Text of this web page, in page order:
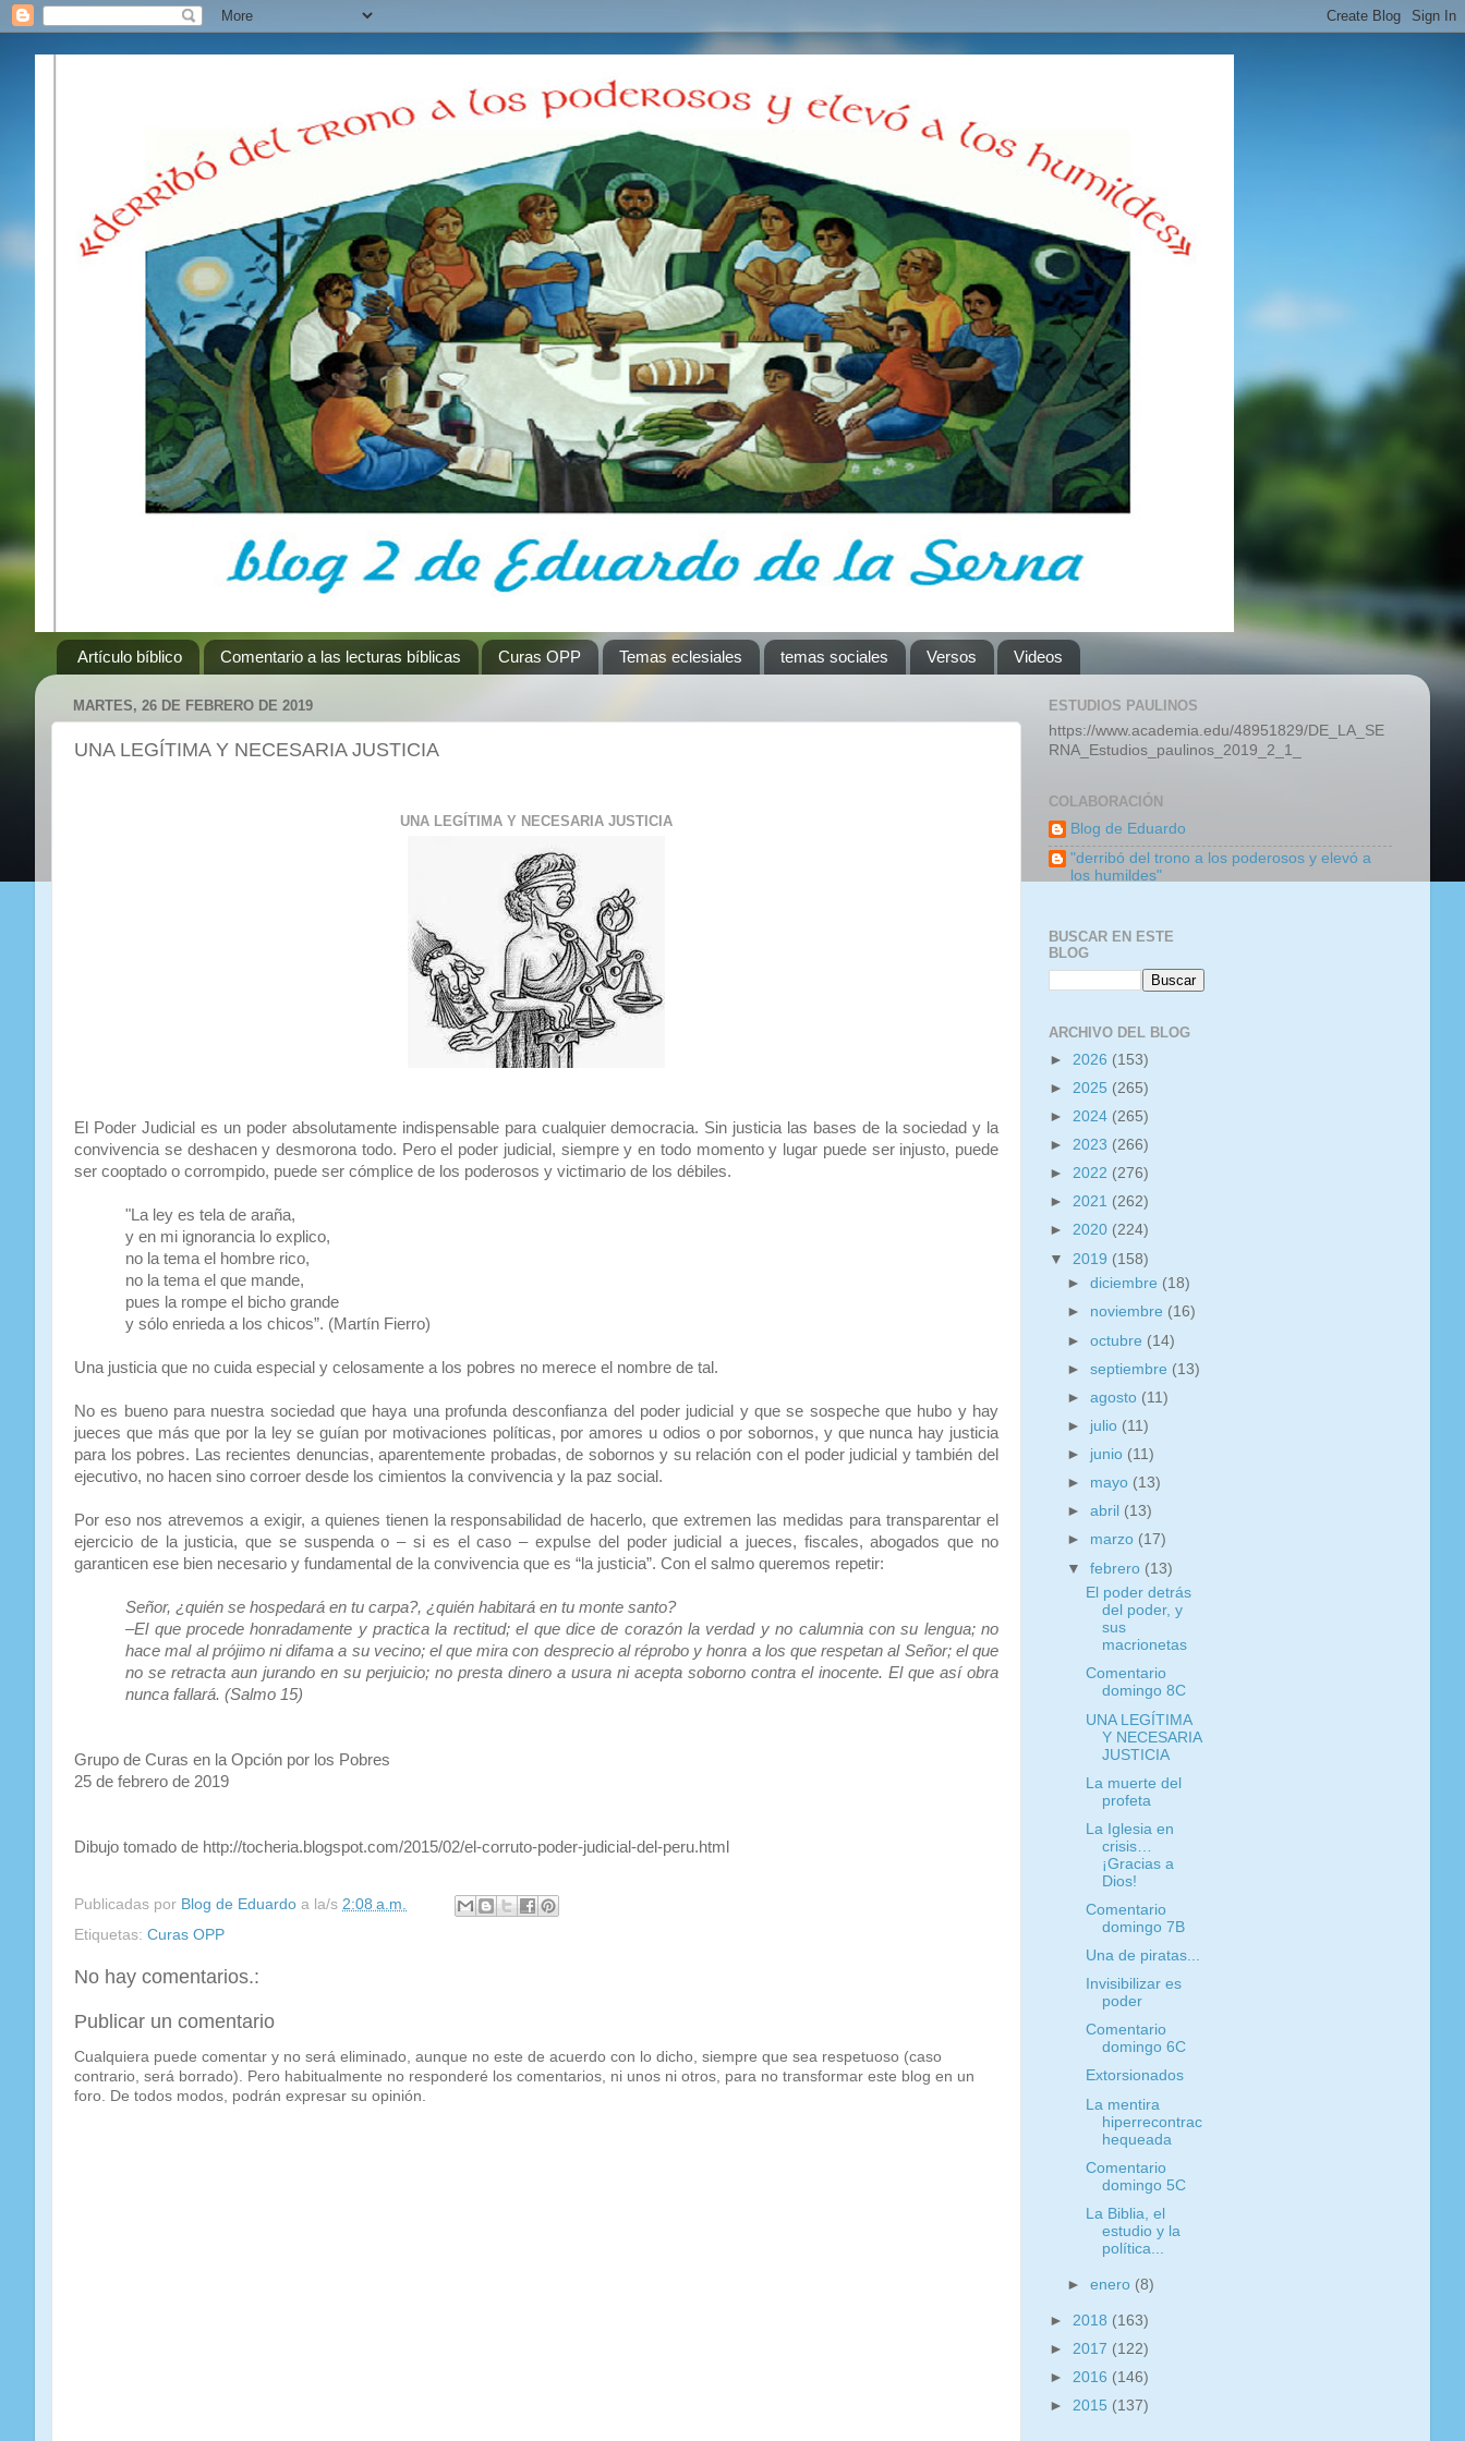
Artículo bíblico Comentario a las lecturas bíblicas Curas OPP Temas eclesiales temas sociales Versos Videos
MARTES, 26 DE FEBRERO DE 2019
UNA LEGÍTIMA Y NECESARIA JUSTICIA
UNA LEGÍTIMA Y NECESARIA JUSTICIA
El Poder Judicial es un poder absolutamente indispensable para cualquier democracia. Sin justicia las bases de la sociedad y la
convivencia se deshacen y desmorona todo. Pero el poder judicial, siempre y en todo momento y lugar puede ser injusto, puede
ser cooptado o corrompido, puede ser cómplice de los poderosos y victimario de los débiles.
"La ley es tela de araña,
y en mi ignorancia lo explico,
no la tema el hombre rico,
no la tema el que mande,
pues la rompe el bicho grande
y sólo enrieda a los chicos”. (Martín Fierro)
Una justicia que no cuida especial y celosamente a los pobres no merece el nombre de tal.
No es bueno para nuestra sociedad que haya una profunda desconfianza del poder judicial y que se sospeche que hubo y hay
jueces que más que por la ley se guían por motivaciones políticas, por amores u odios o por sobornos, y que nunca hay justicia
para los pobres. Las recientes denuncias, aparentemente probadas, de sobornos y su relación con el poder judicial y también del
ejecutivo, no hacen sino corroer desde los cimientos la convivencia y la paz social.
Por eso nos atrevemos a exigir, a quienes tienen la responsabilidad de hacerlo, que extremen las medidas para transparentar el
ejercicio de la justicia, que se suspenda o – si es el caso – expulse del poder judicial a jueces, fiscales, abogados que no
garanticen ese bien necesario y fundamental de la convivencia que es “la justicia”. Con el salmo queremos repetir:
Señor, ¿quién se hospedará en tu carpa?, ¿quién habitará en tu monte santo?
–El que procede honradamente y practica la rectitud; el que dice de corazón la verdad y no calumnia con su lengua; no
hace mal al prójimo ni difama a su vecino; el que mira con desprecio al réprobo y honra a los que respetan al Señor; el que
no se retracta aun jurando en su perjuicio; no presta dinero a usura ni acepta soborno contra el inocente. El que así obra
nunca fallará. (Salmo 15)
Grupo de Curas en la Opción por los Pobres
25 de febrero de 2019
Dibujo tomado de http://tocheria.blogspot.com/2015/02/el-corruto-poder-judicial-del-peru.html
Publicadas por Blog de Eduardo a la/s 2:08 a.m.
Etiquetas: Curas OPP
No hay comentarios.:
Publicar un comentario
Cualquiera puede comentar y no será eliminado, aunque no este de acuerdo con lo dicho, siempre que sea respetuoso (caso
contrario, será borrado). Pero habitualmente no responderé los comentarios, ni unos ni otros, para no transformar este blog en un
foro. De todos modos, podrán expresar su opinión.
ESTUDIOS PAULINOS
https://www.academia.edu/48951829/DE_LA_SE
RNA_Estudios_paulinos_2019_2_1_
COLABORACIÓN
Blog de Eduardo
"derribó del trono a los poderosos y elevó a
los humildes"
BUSCAR EN ESTE
BLOG
ARCHIVO DEL BLOG
► 2026 (153)
► 2025 (265)
► 2024 (265)
► 2023 (266)
► 2022 (276)
► 2021 (262)
► 2020 (224)
▼ 2019 (158)
►diciembre (18)
► noviembre (16)
►octubre (14)
►septiembre (13)
►agosto (11)
► julio (11)
► junio (11)
► mayo (13)
►abril (13)
► marzo (17)
▼febrero (13)
El poder detrás
del poder, y
sus
macrionetas
Comentario
domingo 8C
UNA LEGÍTIMA
Y NECESARIA
JUSTICIA
La muerte del
profeta
La Iglesia en
crisis…
¡Gracias a
Dios!
Comentario
domingo 7B
Una de piratas...
Invisibilizar es
poder
Comentario
domingo 6C
Extorsionados
La mentira
hiperrecontrac
hequeada
Comentario
domingo 5C
La Biblia, el
estudio y la
política...
►enero (8)
► 2018 (163)
► 2017 (122)
► 2016 (146)
► 2015 (137)